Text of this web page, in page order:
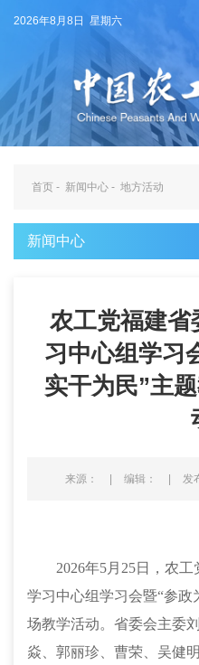
2026年8月8日 星期六
首页 - 新闻中心 - 地方活动
新闻中心
农工党福建省
习中心组学习
实干为民”主
来源： | 编辑： | 发
2026年5月25日，农
学习中心组学习会暨“参
场教学活动。省委会主委
焱、郭丽珍、曹荣、吴健